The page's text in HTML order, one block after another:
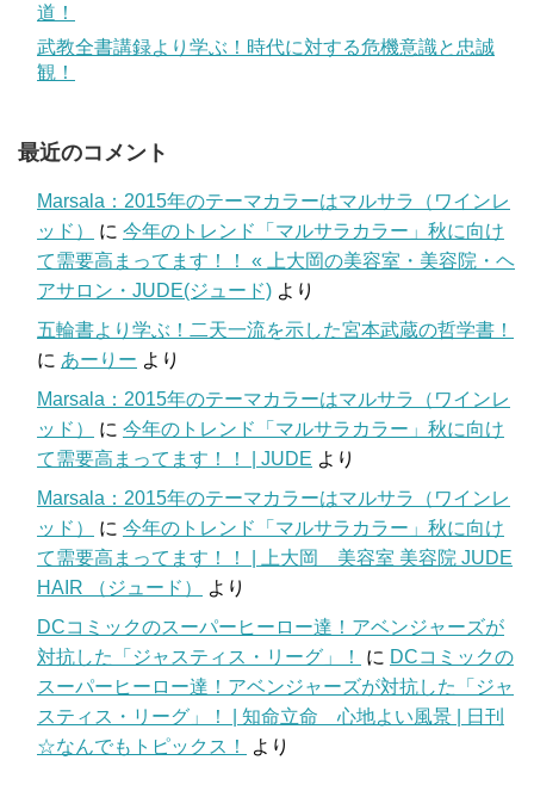
道！
武教全書講録より学ぶ！時代に対する危機意識と忠誠
観！
最近のコメント
Marsala：2015年のテーマカラーはマルサラ（ワインレ
ッド）
に 今年のトレンド「マルサラカラー」秋に向け
て需要高まってます！！ « 上大岡の美容室・美容院・ヘ
アサロン・JUDE(ジュード) より
五輪書より学ぶ！二天一流を示した宮本武蔵の哲学書！
に あーりー より
Marsala：2015年のテーマカラーはマルサラ（ワインレ
ッド）
に 今年のトレンド「マルサラカラー」秋に向け
て需要高まってます！！ | JUDE より
Marsala：2015年のテーマカラーはマルサラ（ワインレ
ッド）
に 今年のトレンド「マルサラカラー」秋に向け
て需要高まってます！！ | 上大岡 美容室 美容院 JUDE
HAIR （ジュード）
より
DCコミックのスーパーヒーロー達！アベンジャーズが
対抗した「ジャスティス・リーグ」！
に DCコミックの
スーパーヒーロー達！アベンジャーズが対抗した「ジャ
スティス・リーグ」！ | 知命立命 心地よい風景 | 日刊
☆なんでもトピックス！
より